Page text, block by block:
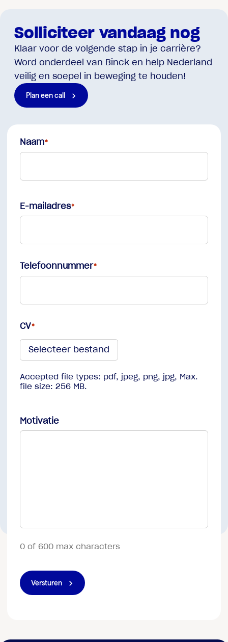
Solliciteer vandaag nog
Klaar voor de volgende stap in je carrière?
Word onderdeel van Binck en help Nederland
veilig en soepel in beweging te houden!
Plan een call
Naam
E-mailadres
Telefoonnummer
CV
Accepted file types: pdf, jpeg, png, jpg, Max.
file size: 256 MB.
Motivatie
0 of 600 max characters
Versturen